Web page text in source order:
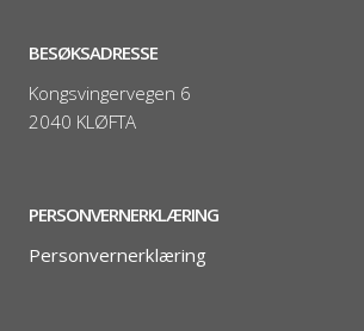
BESØKSADRESSE
Kongsvingervegen 6
2040 KLØFTA
PERSONVERNERKLÆRING
Personvernerklæring